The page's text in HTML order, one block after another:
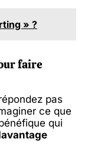
» ?
faire
pas
ce que
qui